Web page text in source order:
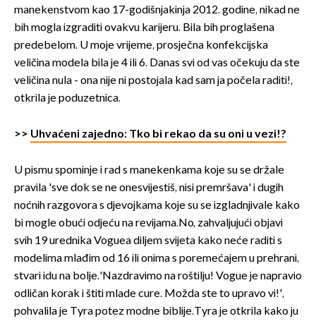
manekenstvom kao 17-godišnjakinja 2012. godine, nikad ne
bih mogla izgraditi ovakvu karijeru. Bila bih proglašena
predebelom. U moje vrijeme, prosječna konfekcijska
veličina modela bila je 4 ili 6. Danas svi od vas očekuju da ste
veličina nula - ona nije ni postojala kad sam ja počela raditi!,
otkrila je poduzetnica.
>> Uhvaćeni zajedno: Tko bi rekao da su oni u vezi!?
U pismu spominje i rad s manekenkama koje su se držale
pravila 'sve dok se ne onesvijestiš, nisi premršava' i dugih
noćnih razgovora s djevojkama koje su se izgladnjivale kako
bi mogle obući odjeću na revijama.No, zahvaljujući objavi
svih 19 urednika Voguea diljem svijeta kako neće raditi s
modelima mlađim od 16 ili onima s poremećajem u prehrani,
stvari idu na bolje.'Nazdravimo na roštilju! Vogue je napravio
odličan korak i štiti mlade cure. Možda ste to upravo vi!',
pohvalila je Tyra potez modne biblije.Tyra je otkrila kako ju